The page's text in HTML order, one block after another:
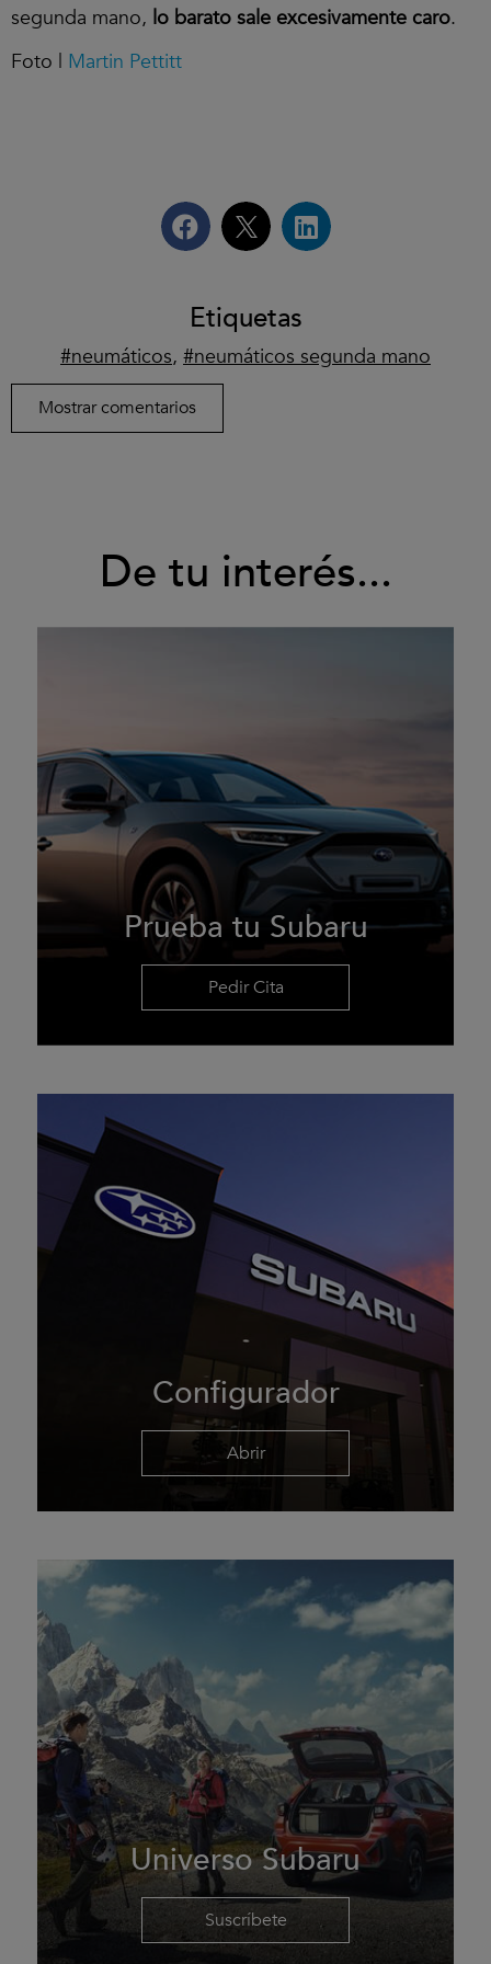
segunda mano, lo barato sale excesivamente caro.
Foto | Martin Pettitt
Etiquetas
neumáticos, neumáticos segunda mano
Mostrar comentarios
De tu interés...
Prueba tu Subaru
Pedir Cita
Configurador
Abrir
Universo Subaru
Suscríbete